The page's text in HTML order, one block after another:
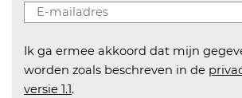
Ik ga ermee akkoord dat mijn
worden zoals beschreven in de
versie 1.1.